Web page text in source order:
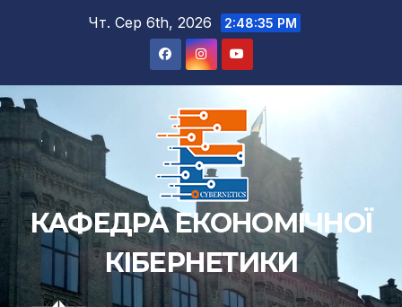
Чт. Сер 6th, 2026 2:48:36 PM
КАФЕДРА ЕКОНОМІЧНОЇ
КІБЕРНЕТИКИ